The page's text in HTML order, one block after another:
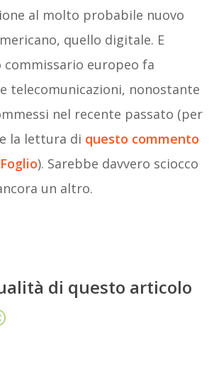
al molto probabile nuovo
quello digitale. E
commissario europeo fa
telecomunicazioni, nonostante
nel recente passato (per
la lettura di questo commento
). Sarebbe davvero sciocco
un altro.
di questo articolo